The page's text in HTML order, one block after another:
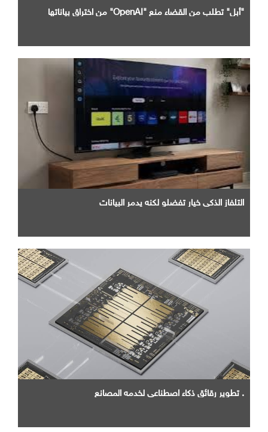
"أبل" تطلب من القضاء منع "OpenAI" من اختراق بياناتها
التلفاز الذكي خيار تفضلو لكنه يدمر البيانات
. تطوير رقائق ذكاء اصطناعي لخدمه المصانع